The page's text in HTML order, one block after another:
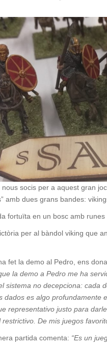
socis per a aquest gran
amb dues grans bandes:
fortuïta en un bosc amb runes
per al bàndol viking que
fet la demo al Pedro, ens
la demo a Pedro me ha
sistema no decepciona: cada
dados es algo profundamente
representativo justo para
De mis juegos
partida comenta: “Es un